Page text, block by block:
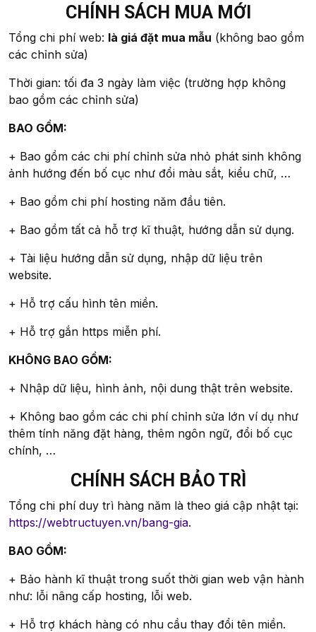
CHÍNH SÁCH MUA MỚI
Tổng chi phí web: là giá đặt mua mẫu (không bao gồm
các chỉnh sửa)
Thời gian: tối đa 3 ngày làm việc (trường hợp không
bao gồm các chỉnh sửa)
BAO GỒM:
+ Bao gồm các chi phí chỉnh sửa nhỏ phát sinh không
ảnh hướng đến bố cục như đổi màu sắt, kiểu chữ, …
+ Bao gồm chi phí hosting năm đầu tiên.
+ Bao gồm tất cả hỗ trợ kĩ thuật, hướng dẫn sử dụng.
+ Tài liệu hướng dẫn sử dụng, nhập dữ liệu trên
website.
+ Hỗ trợ cấu hình tên miền.
+ Hỗ trợ gắn https miễn phí.
KHÔNG BAO GỒM:
+ Nhập dữ liệu, hình ảnh, nội dung thật trên website.
+ Không bao gồm các chi phí chỉnh sửa lớn ví dụ như
thêm tính năng đặt hàng, thêm ngôn ngữ, đổi bố cục
chính, …
CHÍNH SÁCH BẢO TRÌ
Tổng chi phí duy trì hàng năm là theo giá cập nhật tại:
https://webtructuyen.vn/bang-gia.
BAO GỒM:
+ Bảo hành kĩ thuật trong suốt thời gian web vận hành
như: lỗi nâng cấp hosting, lỗi web.
+ Hỗ trợ khách hàng có nhu cầu thay đổi tên miền.